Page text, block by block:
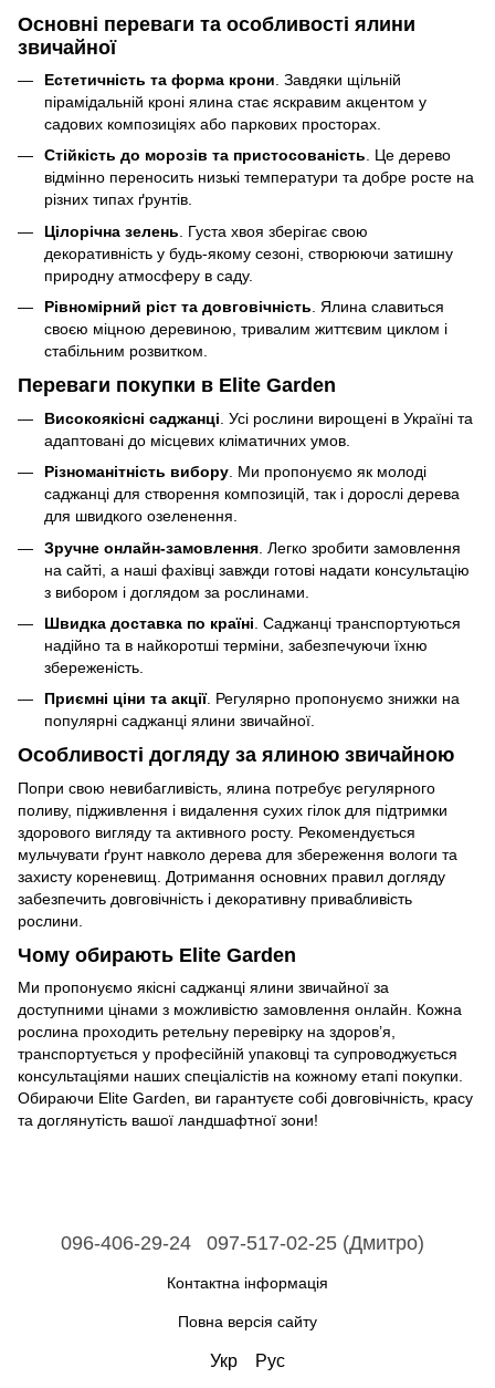
Основні переваги та особливості ялини
звичайної
Естетичність та форма крони . Завдяки щільній
пірамідальній кроні ялина стає яскравим акцентом у
садових композиціях або паркових просторах.
Стійкість до морозів та пристосованість. Це дерево
відмінно переносить низькі температури та добре росте на
різних типах ґрунтів.
Цілорічна зелень . Густа хвоя зберігає свою
декоративність у будь-якому сезоні, створюючи затишну
природну атмосферу в саду.
Рівномірний ріст та довговічність . Ялина славиться
своєю міцною деревиною, тривалим життєвим циклом і
стабільним розвитком.
Переваги покупки в Elite Garden
Високоякісні саджанці . Усі рослини вирощені в Україні та
адаптовані до місцевих кліматичних умов.
Різноманітність вибору . Ми пропонуємо як молоді
саджанці для створення композицій, так і дорослі дерева
для швидкого озеленення.
Зручне онлайн-замовлення . Легко зробити замовлення
на сайті, а наші фахівці завжди готові надати консультацію
з вибором і доглядом за рослинами.
Швидка доставка по країні . Саджанці транспортуються
надійно та в найкоротші терміни, забезпечуючи їхню
збереженість.
Приємні ціни та акції. Регулярно пропонуємо знижки на
популярні саджанці ялини звичайної.
Особливості догляду за ялиною звичайною
Попри свою невибагливість, ялина потребує регулярного
поливу, підживлення і видалення сухих гілок для підтримки
здорового вигляду та активного росту. Рекомендується
мульчувати ґрунт навколо дерева для збереження вологи та
захисту кореневищ. Дотримання основних правил догляду
забезпечить довговічність і декоративну привабливість
рослини.
Чому обирають Elite Garden
Ми пропонуємо якісні саджанці ялини звичайної за
доступними цінами з можливістю замовлення онлайн. Кожна
рослина проходить ретельну перевірку на здоров’я,
транспортується у професійній упаковці та супроводжується
консультаціями наших спеціалістів на кожному етапі покупки.
Обираючи Elite Garden, ви гарантуєте собі довговічність, красу
та доглянутість вашої ландшафтної зони!
096-406-29-24 097-517-02-25 (Дмитро)
Контактна інформація
Повна версія сайту
Укр Рус